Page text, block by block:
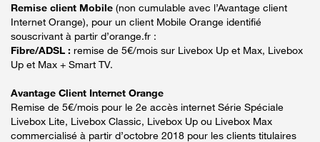
Remise client Mobile (non cumulable avec l’Avantage client
Internet Orange), pour un client Mobile Orange identifié
souscrivant à partir d’orange.fr :
Fibre/ADSL : remise de 5€/mois sur Livebox Up et Max, Livebox
Up et Max + Smart TV.
Avantage Client Internet Orange
Remise de 5€/mois pour le 2e accès internet Série Spéciale
Livebox Lite, Livebox Classic, Livebox Up ou Livebox Max
commercialisé à partir d’octobre 2018 pour les clients titulaires